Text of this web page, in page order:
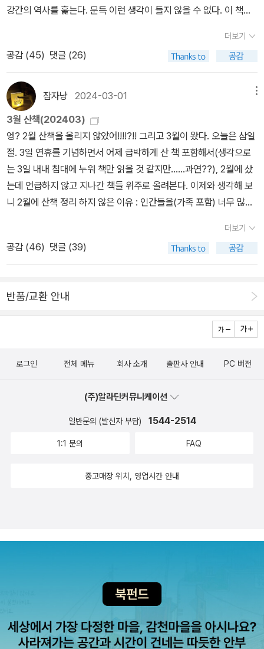
거리는 정치인들, 거만한 법관들, 건방진 예술가들은 드러난 천박성
한 힘에 의해 죽어야만 했음을 오늘 우리들에게 상기토록 한다. 지금
벌어지는 70~80년대 이 땅에 민주주의 토대를 만들어낸 민주투사
저열함을 보라, 수치심을 모르는 것들에 부하뇌동하는 우매한 대중들
을 보라. 세상에 대한 수치심을 느낀다는 것은 혐오논리의 복귀, 폭력
의 두려운 반복을 예방해준다. 고통을 보지 못하는, 혹은 외면하는 기
만적 무구(無垢)함이 죄를 구성한다. “무구함의 반대말이 죄의식이
아니라 통찰력”인 것은 이러한 연유에서이다. 수치심을 느끼는 사람
은 통찰력이 있어 불의와 불공정이 어떻게 작동하는지를 주의깊게 바
라본다. 계통적 수치심이라는 것이 있다, 이는 동류로서 공감할 줄 아
는 자의 수치심, 인간이라는 수치심을 이르는 말이다. 계통적 사회
큰 행운을 누렸음을 인정하는 진지한 목소리, 객관적 지배자의 수치
심이다. 우리는 모두 권리 승계자로서 태어난 마땅히 치러야 할 수치
심을 지녀야 한다. 인간이라는 수치심은 “밑바닥에 떨어진 인류를 마
휩쓸리려는 욕망”이라 한다. 존 M.쿠체는 《추락》에서 백인으로 고통
지속적으로 가한 모멸과 가학의 가해자임을 스스로 인정하는 주인공
다. 이제 우리는 수치심의 진영을 바꾸어내야 한다. 수치심이 피해
극작품 《시라노 드 베라주라크》의 코가 기형적으로 커 조롱의 대상이
된 주인공이나, 장 주네의 소설 《도둑 일기》에서 감화원의 그 극한의
써 새로운 차원을 입히는 모습을 발견할 수 있다. 수치심은 반전 시킬
는 에너지, 실존의 연료로 삼을 수 있음을 이해할 수 있다. 수치심은
다. 사회체제와 대중문화가 비록 우리들의 상상력을 좌절시키도록 작
동하고 있지만 우리는 타인의 자리에 서보거나 다른 세상을 상상할
한 부름이기도 하다. 책은 이처럼 수치심 작동의 메커니즘에서부터
멈춰 세우고, 억제한다는 사실과 연계되어 있으며, 그것은 편의와 상
스러움과 배덕의 문턱에서 타인들에 대한 상상력의 도움을 받아 자제
의 잔인한 빛에 붙들리고 노출된 포로처럼 느껴져, 그저 사라져서 땅
속으로 꺼지기를 바라는 뜨거운 경험이 될 수도 있다. 또한, 불공정하
고 보잘것없고 어리석은 세상에 대한 저항심이기도 하다.그리고 수치
심은 한계를 느끼는 감정이기에 언제나 변화를 향한 부름이다.· · · · ·
보통, '수치심'이라는 단어를 내뱉을 때면 부정적인 감정이 먼저 떠올
라 회피하기 바쁜데, 이렇게 깊이 있게 들여다보니, 오히려 그렇기에
우리를 변화시킬 수 있는 힘이기도 하다는 생각을 해보게 된다.수치
심을 느끼기에 멈출 수 있고, 상상력을 발휘해 윤리적으로 바른 선택
을 할 수 있으며, 땅속으로 꺼져버리고 싶은 경험을 통해 인생 경험을
할 수 있는 에너지도 얻을 수 있는 것이다.그래서 저자는 수치심을 '혁
명적 감정'이라고 표현했나 보다. 단순하게 한쪽으로 몰아넣고 부정
적인 것, 나쁜 것이라고 생각하기보다, 이렇게 툭 터놓고 다방면에서
든 양면성을 가지고 있다는 것을 다시 한번 깨닫는다.
했던 부당함을 치밀하고 신랄하게 파고 든다. 어렵지만 많은 수치심
려들 사자 같은 것이다.'라는 마르크스의 문장을 인용하면서수치심이
혁명적일 수 있는 건그것이 세상과 자기 자신을 향한분노에 속하기
때문이고수치심은 한계를 느끼는 감정이기에변화를 향한 부름이 있
단어에서 찾아 낸또 다른 긍정의 의미를함께 생각해 보고 싶은 분들
께<수치심은 혁명적 감정이다>추천합니다.#수치심은혁명적감정이
다#프레데리크그로#책세상
차 햘인하지 않음! 우리나라에서는 압도적인 분량과 압도적인 공연
오닐의 작품. 이토록 두껍고, 이토록 비싼 희곡집을 내 돈 주고 읽을
가치가 있을까요? 누가 묻는다면 네, 그렇습니다! 하고 대답할 것 같
다. 무려 네 번이나 퓰리처상을 받은 유진오닐에게 세 번째 수상의 영
광을 안긴 작품-<지평선 너머>(1920), <애나 크리스티>(1922), <
이상한 막간극>(1928), <밤으로의 긴 여로>(1957, 사후 수상)-으
로 장장 9막에 이르는 동안 ‘니나 리즈’라는 팜파탈과 그녀를 둘러싼
여러 남자들의 욕망 사랑 배신 증오 콤플렉스 등이 다채롭게 펼쳐진
다. 한야 야나기하라, <리틀 라이프>역주행으로 인기 타고 있는 작
품. 역주행 시작 전에 읽기는 했는데, 읽고 나서 이 작품이 역주행으로
베스트셀러에 오르는 거 보니 좀 신기하기는 했다. 사람들이 이 두꺼
운 책 2권을 다 읽는다고? 싶기도 한데, 책을 손에 들면 빨려 들어가
서 금세 읽기는 한다. 어린 시절의 트라우마로 평생 고통 속에 놓여 사
쳐진다. ‘고통포르노’라는 생각이 들 정도로 1권을 읽을 때는 이렇게
가 작가에게 처음부터 절반으로 줄이자고 했다던데, 나도 그 의견에
다가 읽다가 중간에 덮어두기가 일쑤인 클라리시 리스펙토르. 이 책
도에서는 가장 순한맛이 아닐까 싶다. 리스펙토르의 마지막 작품이라
그동안 고생했다 좀 쉬운 거 남겨줄게 아량을 베푼 게 아닐지. 작가 본
인과 닮은 듯 다른 인물 마카베아의 비극적이면서도 강렬한 삶이 또
하고 당차고 위트 넘친다. 그리고 용감하다. 자전 소설이자 성장 소설
쫙쫙 펼쳐지는 기분이 들었다. 개천에서 용 나기가 더는 가능하지 않
은 시대- 비록 한때였지만 개천을 떠나 용이 되었던, 그것이 가능했던
시대를 살아낸 자들의 존재의 불안이나 고독 소외 등을 생각해볼 수
있는 책. 단순히 계급 문제에만 국한하지 않고 자기가 속한 세계에서
한 당치 않는 모욕으로 벗어날 수 없는 해결 불가능한 수치심에 고뇌
했던 ‘나는 누구인가’에 대한 질문의 집요한 연구임을 의미한다. 조
금 사유를 건너뛰어, 유대인을 향해 적들이 사용하던 ‘개(犬)’가 왜
다. 개는 주변의 부정적 시선이 유발하는 수치스런 단어다. 그런가하
면 이 단어를 유대인 내부에서 다른 유대인을 향해서도 뱉어내는 단
어이기도 했다. “개(犬)들과 함께 누워있으면 벼룩이 옮는다.”며. 프
란츠와 우정을 나누는 동유럽 출신의 유대인 친구인 뢰비를 향해 아
버지 헤르만 카프카가 모욕적 언사로 내뱉기도 한다. 프란츠는 아버
지에게 격렬한 분노를 터뜨리고, 즉각 이 말을 기원으로 문법적으로
반박할 수 없는 두 개의 문장을 만든다. 그것은 “벼룩이 옮은 자는
그 자신이 벼룩이다.”와 “개들과 함께 누운 자는 그 자신이 개다.”이
이 거대한 갑충임을 발견하는 《변신》이 바로 변형시킨 첫 문장을 출
발점으로 한 것임을 알아차릴 것이다. 그리고 후자는 여러 작품에 사
용되는 데, 그 첫째가 《소송》의 마지막 부분인 “개 같이” 죽는 자신
을 보고도 묵인한다면 난 개다!”라고 말하면서 곧 네 발로 달리기 시
자신들이 처한 해결 불능의 수치심에 작동하는 메커니즘의 집요한 탐
변형문장으로부터 출현한 것이다.(이 모두 카프카의 일기와 노트에
즉 소설 《연구》의 주인공인 개는 바로 유대인인 작가의 분신이라는
망한 유대인 남자가 또렷한 정신으로 내면으로부터 세세하게 관찰한
듯한 직책을 맡고 있던 나였지만 말이다. 아니 매우 자주 주변의 친밀
의 타자로 인해서 느끼는 것이라는 말로 다시 돌아가면, 카프카는 자
는 내면의 법정이 있었다. 압도하는 도덕적 의식이라는 내면의 지엄
한 눈에 사로잡힌 존재라 할 수 있을 것이다. 사실 우리들은 내면에 무
강간의 역사를 훑는다. 문득 이런 생각이 들지 않을 수 없다. 이 책에
터 제목의 <수치>는 이토록 유구한 역사 내내 강간을 저질러 온, 저
지르고 있는, 그리고 저지를 인류의 민낯을 지적한다는 것을 알 수는
있다. 그런데 모두가, 모든 인간이 그렇게 생각할까? 개중 누군가는
강간당한 피해자의 ‘수치’부터 떠올릴 것이다. 생각보다 많은 사람들
의 뇌가 그렇게 작동할지도 모른다. 실제로 <수치>에는 강간 피해자
가 더 수치심을 느끼는 사례가 여럿 등장한다. 가문의 수치가 되어 명
예살인을 당하는 여성들도 헤아릴 수 없이 많다. 꼭 이렇게 다른 나라
의 사례를 가져올 필요도 없다. 이 땅에서도 강간은 피해자의 수치로
환원된다. 그럴 만한 행동을 했기에 강간당했고, 피해자인데도 ‘수치
스럽게’ 살아남았기에 더 수치스러운 존재가 된다. 사회에서도 피해
자를 향한 시선은 여전히 그렇게 작동한다. 남성지배(사회)에 길들여
진 남성들만 강간 피해자를 그런 존재로 내모는 것이 아니다. 자신의
지정 성별이 여성이면서도 여성 피해자를 수치스러운 존재로 낙인찍
수치스러워해야 할 일인가? 단순하게 생각하면 성폭력을 포함한 모
제 사회에서는 그것이 그대로 작동하지 않는 것일까. 피해자의 수치
스러움을 강요하고, 그것이 내면화되기 때문에 강간은 은폐되고 <수
치>에서 보듯이 결코 뿌리 뽑히지 않는-뽑을 수 없는 만국공통의 범
수치심’과 같은, 부정적인 감정으로 여겨지는 수치심의 뿌리를 찾아
수치심과 가까운 감정이라고 할 수 있는 부끄러움이나 그와 비슷한
자괴감, 창피함, 모욕, 망신, 치욕 등도 모두 그렇다. 하나같이 빨리 털
힘 있는 자들의 감정이기보다는 피해자나 약자의 감정에 속한다. 그
회인가? 덜 가진 사람을 향해 아무렇지 않게 손가락질 하는 사람이
는 것이 옳은가 아니면 혐오 발언을 아무렇지 않게 하는 사람이 수치
를 느껴야하는 것이 옳은가? 저마다 자기 과시에 안달이 난 사회에서
염치를 알고 그 과시를 숨길 줄 아는 사람의 수치가 과연 부끄러운 감
정일까? 프레데리크 그로는 수치심이 사회적 멸시를 내면화한 결과
더보기
공감 (45) 댓글 (26)
잠자냥 2024-03-01
3월 산책(202403)
엥? 2월 산책을 올리지 않았어!!!!?!! 그리고 3월이 왔다. 오늘은 삼일
절. 3일 연휴를 기념하면서 어제 급박하게 산 책 포함해서(생각으로
는 3일 내내 침대에 누워 책만 읽을 것 같지만......과연??), 2월에 샀
는데 언급하지 않고 지나간 책들 위주로 올려본다. 이제와 생각해 보
니 2월에 산책 정리 하지 않은 이유 : 인간들을(가족 포함) 너무 많이
질러서 사진 찍고 정리할 의욕 상실->그냥 지나감(2월에 구매한 책
중 이 페이퍼에서도 언급 안 하고 지나가는 책 여전히 있음).... 지그
프리트 크라카우어, <영화의 이론 - 물리적 현실의 구원>꺄하하하하
산책 페이퍼를 쓰는 이유는 98%가 이 책 때문이다. 자랑하고 싶었습
니다! 나오자마자 갖고 싶었는데 책값이 너무 비싸서 하... 손가락만
빨고 있다가 3일 연휴를 기념으로(엥?) 질렀다. 철학자이자 사회학
이스트 지크프리트 크라카우어의 대표작!!! 꺄ㅎ하하하하하하학켘 책
ㅋ) 읽겠습니다~!! 샹탈 자케, <계급횡단자들 혹은 비-재생산>이것
도 너무 급박하게 읽고 싶어서 어제 샀다. 미리보기로 몇 장만 읽어도
하자면 이른바 ‘개천에서 용난 자’라고나 할까. 샹탈 자케는 프랑스사
양한 사례 예컨대 스탕달의 <적과 흑>이나 리처드 라이트의 <흑인
러움이 인간을 인간답게 하는, 꼭 필요한 감정 중 하나라고 생각한다
(물론 누가 강요해서가 아니라 스스로 깨달을 때). 그런 면에서 이 책
의 제목에 동의하는데, 어떤 이야기가 펼쳐질지 기대. 마사 누스바움,
<혐오와 수치심>그래서 이것도 샀다......... 필리프 데캉 외, <마니에
더보기
공감 (46) 댓글 (39)
반품/교환 안내
로그인 전체 메뉴 회사 소개 출판사 안내 PC 버전
(주)알라딘커뮤니케이션
일반문의 (발신자 부담) 1544-2514
1:1 문의 FAQ
중고매장 위치, 영업시간 안내